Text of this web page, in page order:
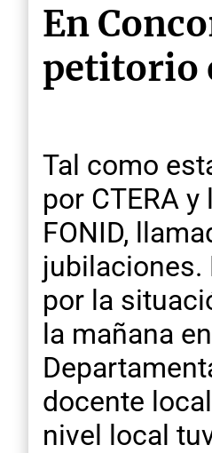
En
petitorio
Tal como
por CTERA
FONID,
jubilaciones.
por la
la mañana
docente
nivel local